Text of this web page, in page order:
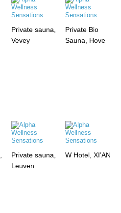
Private sauna,
Vevey
Private Bio
Sauna, Hove
Private sauna,
Leuven
W Hotel, XI’AN